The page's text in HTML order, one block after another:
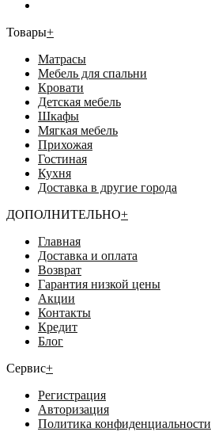
Товары+
Матрасы
Мебель для спальни
Кровати
Детская мебель
Шкафы
Мягкая мебель
Прихожая
Гостиная
Кухня
Доставка в другие города
ДОПОЛНИТЕЛЬНО+
Главная
Доставка и оплата
Возврат
Гарантия низкой цены
Акции
Контакты
Кредит
Блог
Сервис+
Регистрация
Авторизация
Политика конфиденциальности